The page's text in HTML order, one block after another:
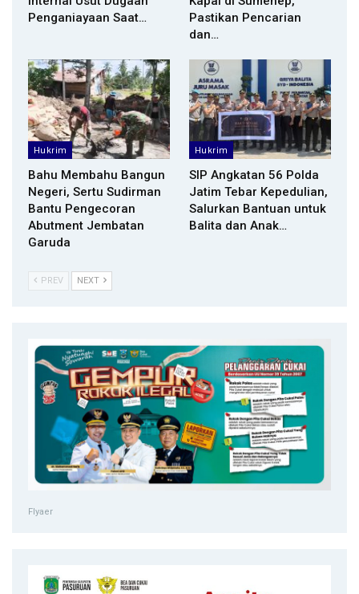
Penganiayaan Saat…
Pastikan Pencarian
dan…
Hukrim
Bahu Membahu Bangun
Negeri, Sertu Sudirman
Bantu Pengecoran
Abutment Jembatan
Garuda
Hukrim
SIP Angkatan 56 Polda
Jatim Tebar Kepedulian,
Salurkan Bantuan untuk
Balita dan Anak…
PREV NEXT
Flyaer